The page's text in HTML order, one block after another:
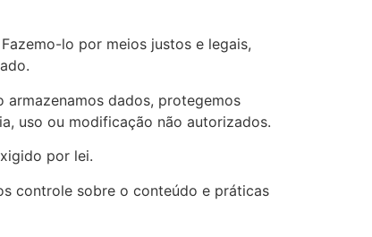
lo por meios justos e legais,
dados, protegemos
uso ou modificação não autorizados.
por lei.
controle sobre o conteúdo e práticas